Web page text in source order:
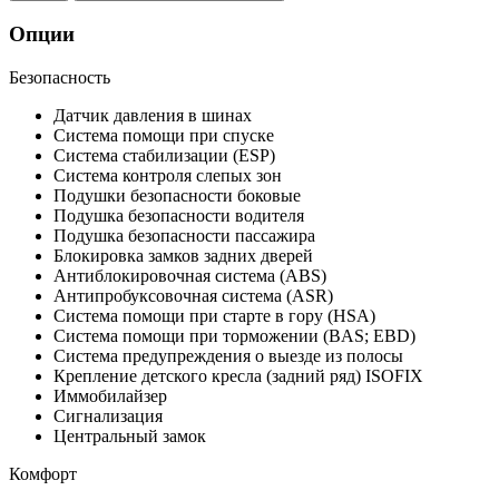
Опции
Безопасность
Датчик давления в шинах
Система помощи при спуске
Система стабилизации (ESP)
Система контроля слепых зон
Подушки безопасности боковые
Подушка безопасности водителя
Подушка безопасности пассажира
Блокировка замков задних дверей
Антиблокировочная система (ABS)
Антипробуксовочная система (ASR)
Система помощи при старте в гору (HSA)
Система помощи при торможении (BAS; EBD)
Система предупреждения о выезде из полосы
Крепление детского кресла (задний ряд) ISOFIX
Иммобилайзер
Сигнализация
Центральный замок
Комфорт